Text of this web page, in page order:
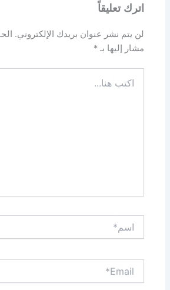
اترك تعليقاً
لن يتم نشر عنوان بريدك الإلكتروني.
مشار إليها بـ*
هنا...